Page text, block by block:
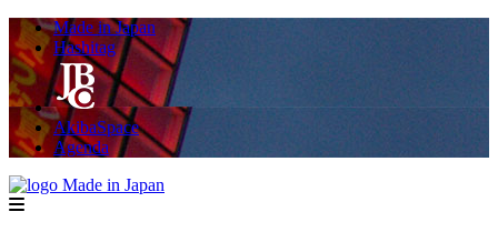
Made in Japan
Hashitag
AkibaSpace
Agenda
menu